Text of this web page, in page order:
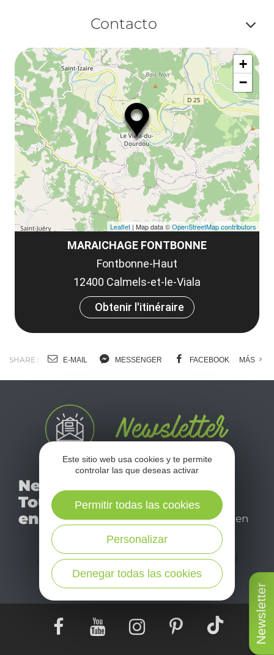
Newsletter
ou
et
Contacto
ou
MARAICHAGE FONTBONNE
Fontbonne-Haut
12400 Calmels-et-le-Viala
Obtenir l'itinéraire
+
−
Leaflet | Map data ©OpenStreetMap contributors
SHARE : E-MAIL MESSENGER FACEBOOK MÁS
Newsletter
Tourismo
en Aveyron
No se pierda nuestro
mensual newsletter y
déjese inspirar para
disfrutar de su estancia en
el Aveyron.
¡SUSCRÍBASE A NUESTRO NEWSLETTER
AQUÍ!
Este sitio web usa cookies y te permite
controlar las que deseas activar
Denegar todas las cookies
Personalizar
Permitir todas las cookies